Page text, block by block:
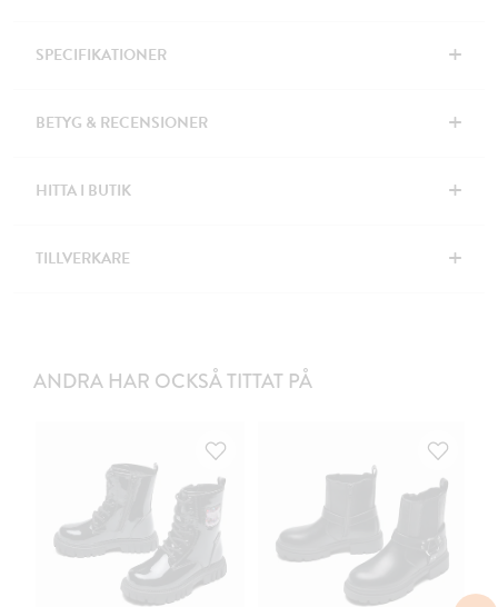
SPECIFIKATIONER +
BETYG & RECENSIONER +
HITTA I BUTIK +
TILLVERKARE +
ANDRA HAR OCKSÅ TITTAT PÅ